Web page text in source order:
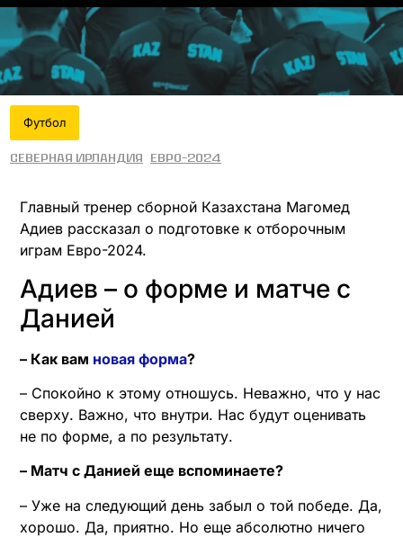
Футбол
Cеверная Ирландия Евро-2024
Главный тренер сборной Казахстана Магомед
Адиев рассказал о подготовке к отборочным
играм Евро-2024.
Адиев – о форме и матче с
Данией
– Как вам новая форма?
– Спокойно к этому отношусь. Неважно, что у нас
сверху. Важно, что внутри. Нас будут оценивать
не по форме, а по результату.
– Матч с Данией еще вспоминаете?
– Уже на следующий день забыл о той победе. Да,
хорошо. Да, приятно. Но еще абсолютно ничего